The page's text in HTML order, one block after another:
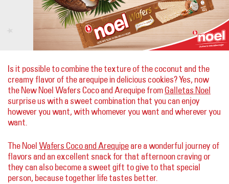
Is it possible to combine the texture of the coconut and the
creamy flavor of the arequipe in delicious cookies? Yes, now
the New Noel Wafers Coco and Arequipe fromGalletas Noel
surprise us with a sweet combination that you can enjoy
however you want, with whomever you want and wherever you
want.
The NoelWafers Coco and Arequipeare a wonderful journey of
flavors and an excellent snack for that afternoon craving or
they can also become a sweet gift to give to that special
person, because together life tastes better.